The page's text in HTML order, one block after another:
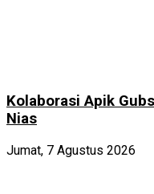
Kolaborasi Apik
Nias
Jumat, 7 Agustus 2026